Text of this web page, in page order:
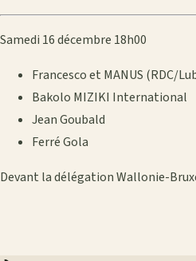
Samedi 16 décembre 18h00
Francesco et MANUS (RDC/
Bakolo MIZIKI International
Jean Goubald
Ferré Gola
Devant la délégation Wallonie-